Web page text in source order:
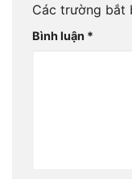
Các trường bắt
Bình luận *